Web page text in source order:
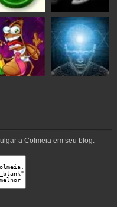
a Colmeia em seu blog.